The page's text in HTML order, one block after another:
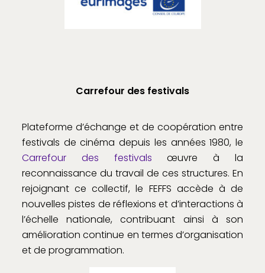
Carrefour des festivals
Plateforme d’échange et de coopération entre
festivals de cinéma depuis les années 1980, le
Carrefour des festivals œuvre à la
reconnaissance du travail de ces structures. En
rejoignant ce collectif, le FEFFS accède à de
nouvelles pistes de réflexions et d’interactions à
l’échelle nationale, contribuant ainsi à son
amélioration continue en termes d’organisation
et de programmation.